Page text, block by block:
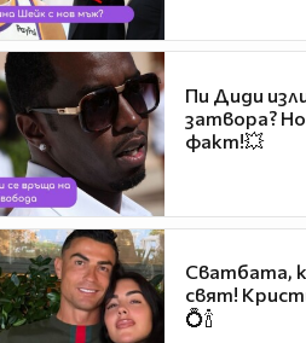
Пи Диди
затвора?
факт!💥
Сватбата,
свят!
💍🍾